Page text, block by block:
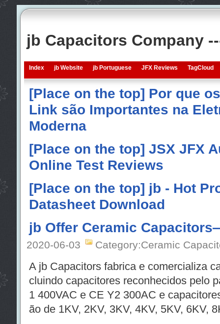
jb Capacitors Company
Index jb Website jb Portuguese JFX Reviews TagCloud
[Place on the top] Por que
Link são Importantes na
Moderna
[Place on the top] JSX JFX
Online Test Reviews
[Place on the top] jb - Hot
Datasheet Download
jb Offer Ceramic
2020-06-03 Category:Ceramic
A jb Capacitors fabrica e comercializa
cluindo capacitores reconhecidos pelo
1 400VAC e CE Y2 300AC e
ão de 1KV, 2KV, 3KV, 4KV, 5KV, 6KV,